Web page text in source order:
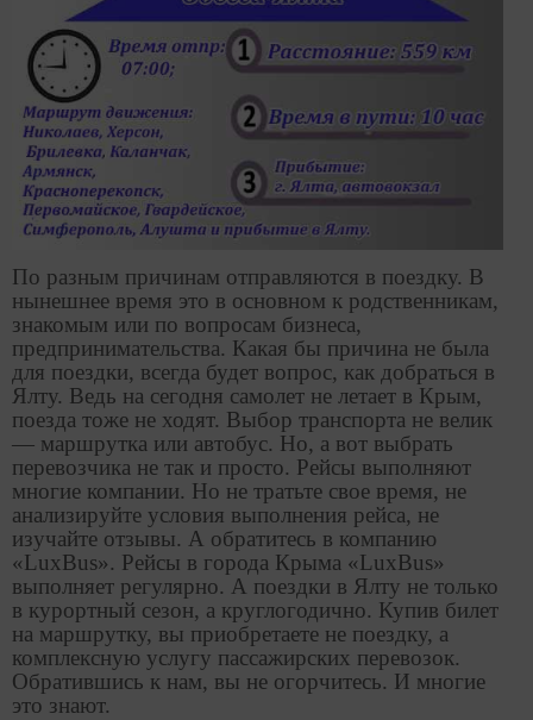
По разным причинам отправляются в поездку. В
нынешнее время это в основном к родственникам,
знакомым или по вопросам бизнеса,
предпринимательства. Какая бы причина не была
для поездки, всегда будет вопрос, как добраться в
Ялту. Ведь на сегодня самолет не летает в Крым,
поезда тоже не ходят. Выбор транспорта не велик
— маршрутка или автобус. Но, а вот выбрать
перевозчика не так и просто. Рейсы выполняют
многие компании. Но не тратьте свое время, не
анализируйте условия выполнения рейса, не
изучайте отзывы. А обратитесь в компанию
«LuxBus». Рейсы в города Крыма «LuxBus»
выполняет регулярно. А поездки в Ялту не только
в курортный сезон, а круглогодично. Купив билет
на маршрутку, вы приобретаете не поездку, а
комплексную услугу пассажирских перевозок.
Обратившись к нам, вы не огорчитесь. И многие
это знают.